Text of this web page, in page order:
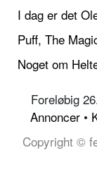
I dag er det
Puff, The
Noget om
Foreløbig
Annoncer •
Copyright ©